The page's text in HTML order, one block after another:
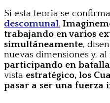
Si esta teoría se
descomunal.
trabajando en varios
simultáneamente,
nuevas dimensiones y,
participando en
vista estratégico, los
pasar a ser una fuerza